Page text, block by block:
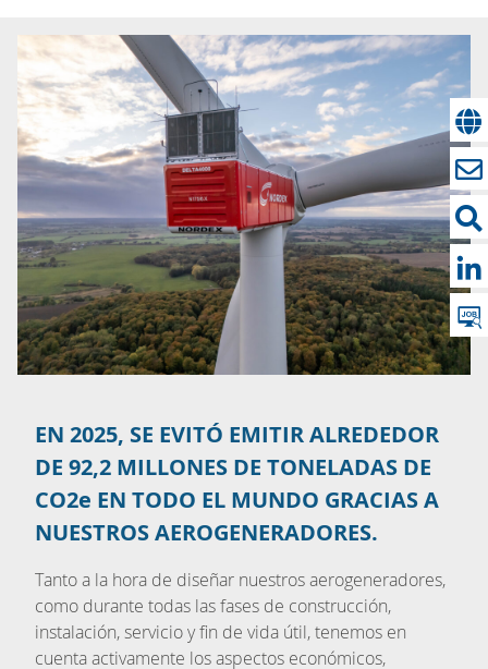
EN 2025, SE EVITÓ EMITIR ALREDEDOR
DE 92,2 MILLONES DE TONELADAS DE
CO2e EN TODO EL MUNDO GRACIAS A
NUESTROS AEROGENERADORES.
Tanto a la hora de diseñar nuestros aerogeneradores,
como durante todas las fases de construcción,
instalación, servicio y fin de vida útil, tenemos en
cuenta activamente los aspectos económicos,